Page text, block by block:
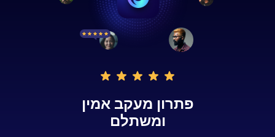
פתרון מעקב אמין
ומשתלם